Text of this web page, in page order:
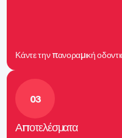
Κάντε την πανοραμική
03
Αποτελέσματα